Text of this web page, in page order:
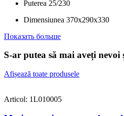
Puterea 25/230
Dimensiunea 370x290x330
Показать больше
S-ar putea să mai aveți nevoi
Afișează toate produsele
Articol: 1L010005